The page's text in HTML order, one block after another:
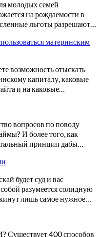
молодых семей
на рождаемости в
льготы разрешают…
материнским
возможность отыскать
капиталу, каковые
и на каковые…
вопросов по поводу
И более того, как
принцип дабы…
будет суд и вас
разумеется солидную
лишь самое нужное…
400 способов